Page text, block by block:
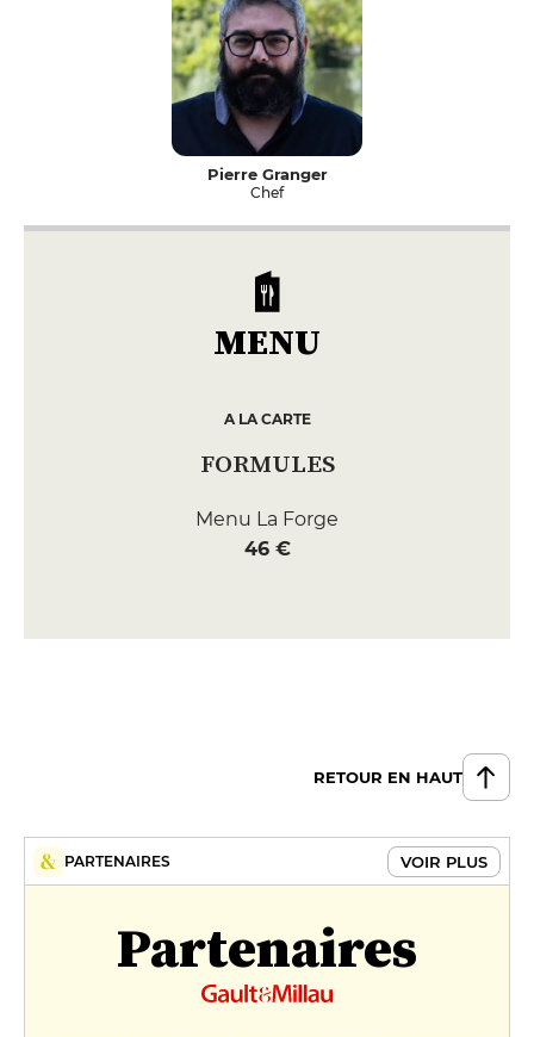
Pierre Granger
Chef
MENU
A LA CARTE
FORMULES
Menu La Forge
46 €
RETOUR EN HAUT
PARTENAIRES VOIR PLUS
Partenaires